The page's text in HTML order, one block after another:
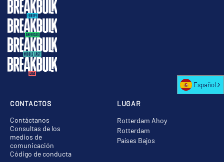
LUGAR
Rotterdam Ahoy
Rotterdam
Países Bajos
CONTACTOS
Contáctanos
Consultas de los
medios de
comunicación
Código de conducta
Español